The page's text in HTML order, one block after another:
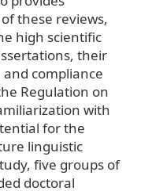
these reviews,
high scientific
their
compliance
Regulation on
with
for the
linguistic
five groups of
doctoral